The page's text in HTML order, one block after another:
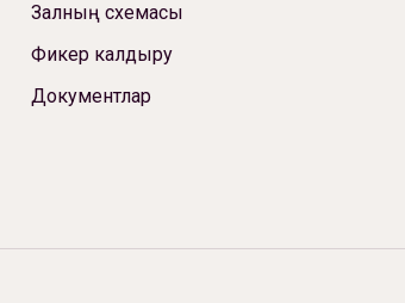
Залның схемасы
Фикер калдыру
Документлар